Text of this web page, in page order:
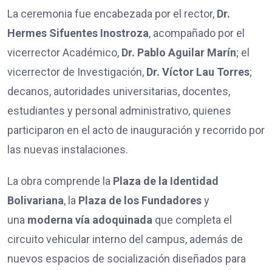
La ceremonia fue encabezada por el rector, Dr.
Hermes Sifuentes Inostroza, acompañado por el
vicerrector Académico, Dr. Pablo Aguilar Marín; el
vicerrector de Investigación, Dr. Víctor Lau Torres;
decanos, autoridades universitarias, docentes,
estudiantes y personal administrativo, quienes
participaron en el acto de inauguración y recorrido por
las nuevas instalaciones.
La obra comprende la Plaza de la Identidad
Bolivariana, la Plaza de los Fundadoresy
una moderna vía adoquinada que completa el
circuito vehicular interno del campus, además de
nuevos espacios de socialización diseñados para